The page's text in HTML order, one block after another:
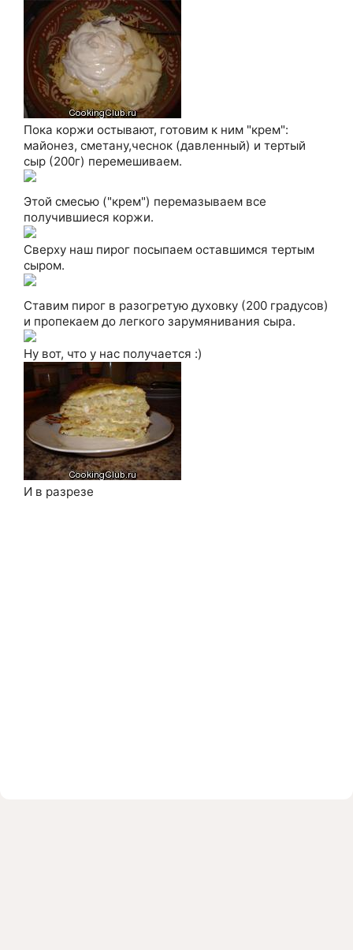
Пока коржи остывают, готовим к ним "крем":
майонез, сметану,чеснок (давленный) и тертый
сыр (200г) перемешиваем.
Этой смесью ("крем") перемазываем все
получившиеся коржи.
Сверху наш пирог посыпаем оставшимся тертым
сыром.
Ставим пирог в разогретую духовку (200 градусов)
и пропекаем до легкого зарумянивания сыра.
Ну вот, что у нас получается :)
И в разрезе